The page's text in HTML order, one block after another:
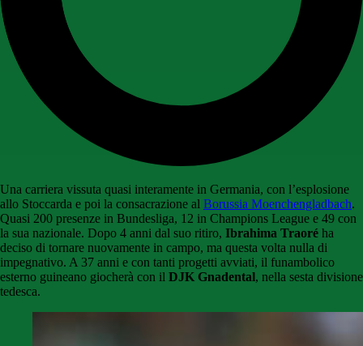
Una carriera vissuta quasi interamente in Germania, con l’esplosione
allo Stoccarda e poi la consacrazione al Borussia Moenchengladbach.
Quasi 200 presenze in Bundesliga, 12 in Champions League e 49 con
la sua nazionale. Dopo 4 anni dal suo ritiro, Ibrahima Traoré ha
deciso di tornare nuovamente in campo, ma questa volta nulla di
impegnativo. A 37 anni e con tanti progetti avviati, il funambolico
esterno guineano giocherà con il DJK Gnadental, nella sesta divisione
tedesca.